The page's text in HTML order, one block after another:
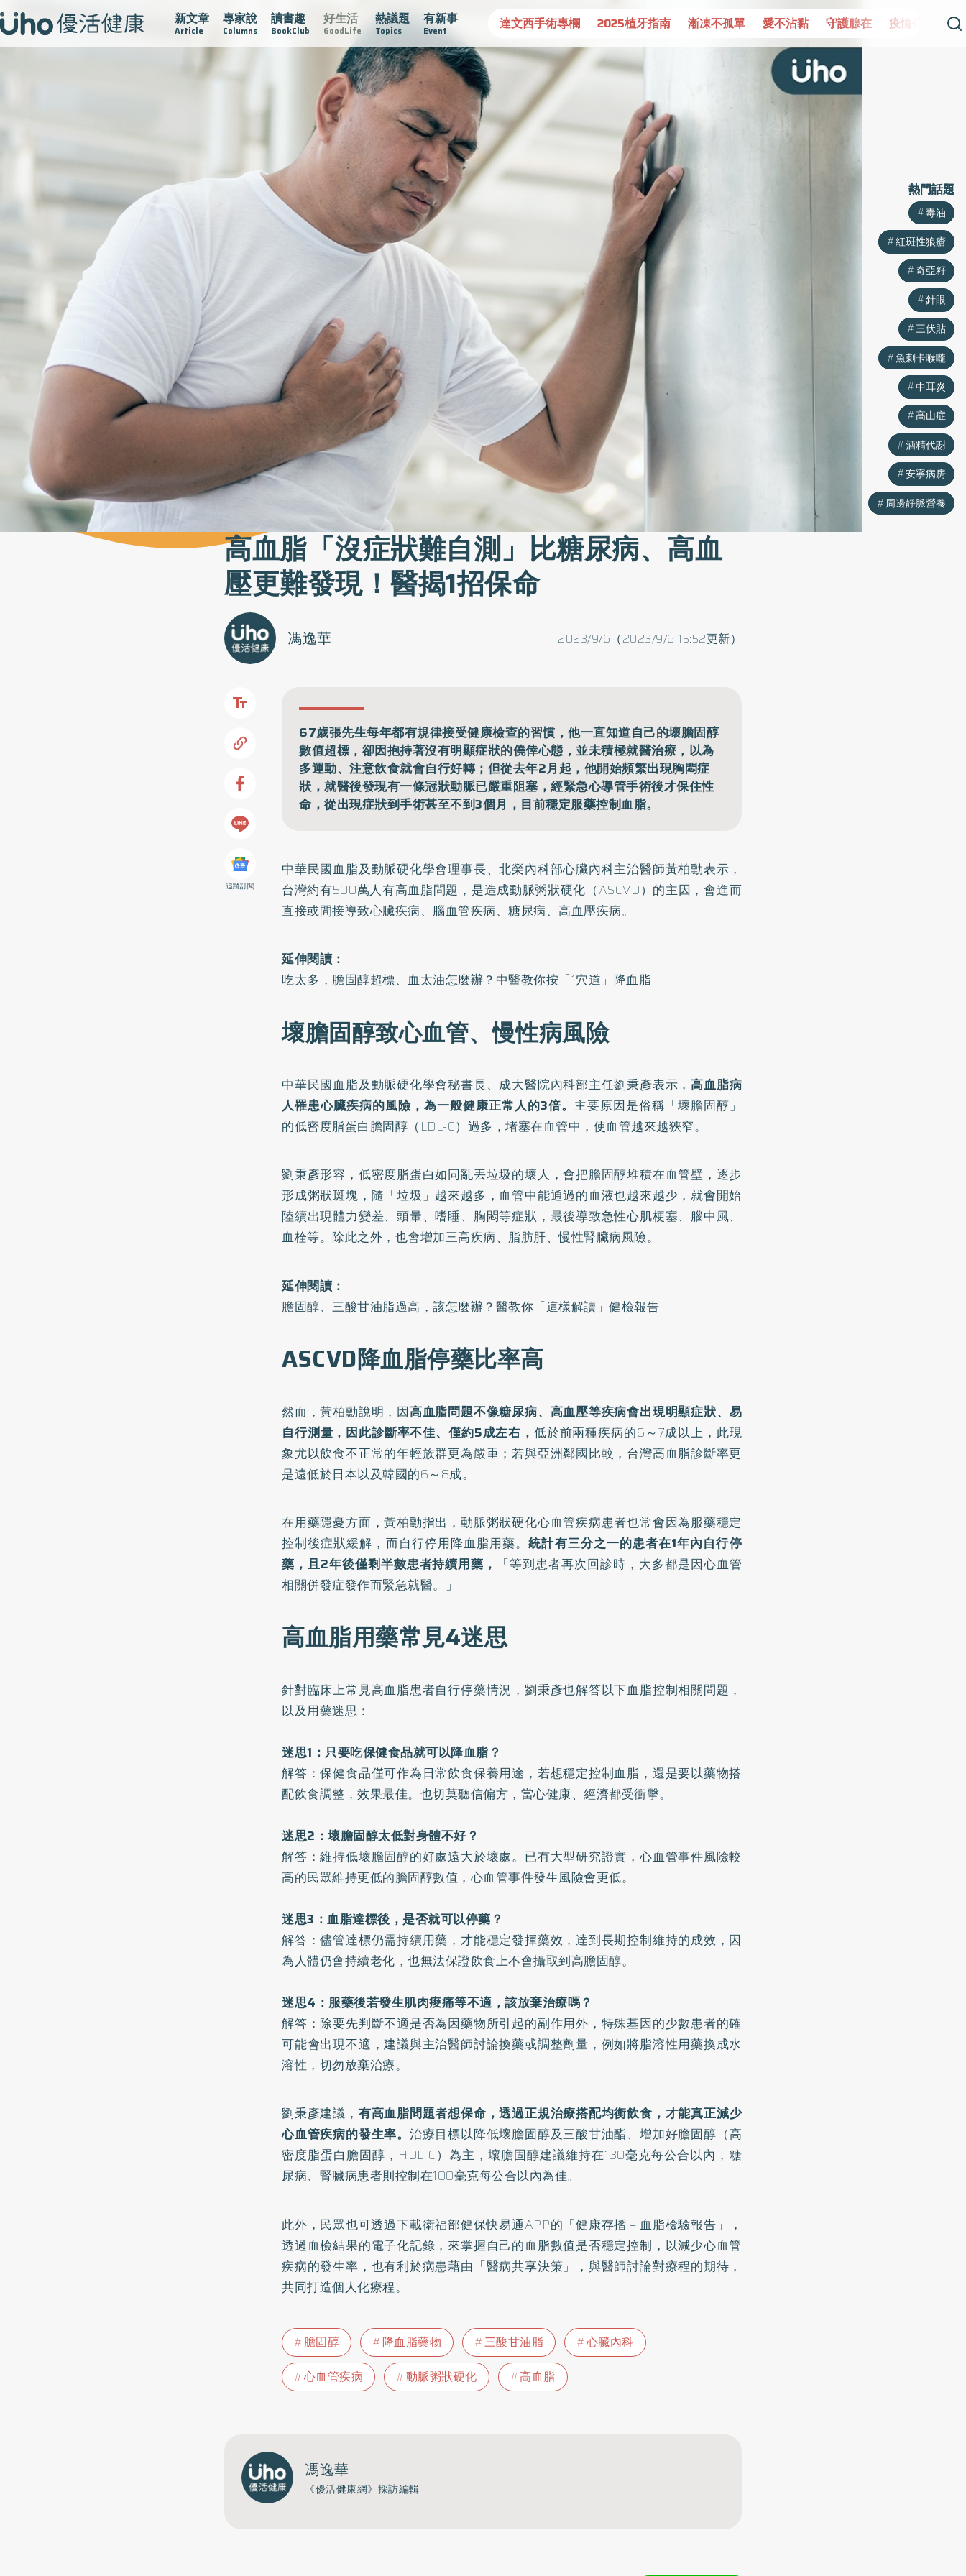
新文章
Article
專家說
Columns
讀書趣
BookClub
好生活
GoodLife
熱議題
Topics
有新事
Event
疫情保衛戰 再生醫學 愛的未來視 認識攝護腺肥大 守護骨骼健康 達文西手術專欄 2025植牙指南 漸凍不孤單 愛不沾黏 守護腺在 疫情保衛戰 再生醫學 愛的
高血脂「沒症狀難自測」比糖尿病、高血
壓更難發現！醫揭1招保命
2023/9/6（2023/9/6 15:52更新）
馮逸華
追蹤訂閱
67歲張先生每年都有規律接受健康檢查的習慣，他一直知道自己的壞膽固醇
數值超標，卻因抱持著沒有明顯症狀的僥倖心態，並未積極就醫治療，以為
多運動、注意飲食就會自行好轉；但從去年2月起，他開始頻繁出現胸悶症
狀，就醫後發現有一條冠狀動脈已嚴重阻塞，經緊急心導管手術後才保住性
命，從出現症狀到手術甚至不到3個月，目前穩定服藥控制血脂。
中華民國血脂及動脈硬化學會理事長、北榮內科部心臟內科主治醫師黃柏勳表示，
台灣約有500萬人有高血脂問題，是造成動脈粥狀硬化（ASCVD）的主因，會進而
直接或間接導致心臟疾病、腦血管疾病、糖尿病、高血壓疾病。
延伸閱讀：
吃太多，膽固醇超標、血太油怎麼辦？中醫教你按「1穴道」降血脂
壞膽固醇致心血管、慢性病風險
中華民國血脂及動脈硬化學會秘書長、成大醫院內科部主任劉秉彥表示，高血脂病
人罹患心臟疾病的風險，為一般健康正常人的3倍。 主要原因是俗稱「壞膽固醇」
的低密度脂蛋白膽固醇（LDL-C）過多，堵塞在血管中，使血管越來越狹窄。
劉秉彥形容，低密度脂蛋白如同亂丟垃圾的壞人，會把膽固醇堆積在血管壁，逐步
形成粥狀斑塊，隨「垃圾」越來越多，血管中能通過的血液也越來越少，就會開始
陸續出現體力變差、頭暈、嗜睡、胸悶等症狀，最後導致急性心肌梗塞、腦中風、
血栓等。除此之外，也會增加三高疾病、脂肪肝、慢性腎臟病風險。
延伸閱讀：
膽固醇、三酸甘油脂過高，該怎麼辦？醫教你「這樣解讀」健檢報告
ASCVD降血脂停藥比率高
然而，黃柏勳說明，因高血脂問題不像糖尿病、高血壓等疾病會出現明顯症狀、易
自行測量，因此診斷率不佳、僅約5成左右， 低於前兩種疾病的6～7成以上，此現
象尤以飲食不正常的年輕族群更為嚴重；若與亞洲鄰國比較，台灣高血脂診斷率更
是遠低於日本以及韓國的6～8成。
在用藥隱憂方面，黃柏勳指出，動脈粥狀硬化心血管疾病患者也常會因為服藥穩定
控制後症狀緩解，而自行停用降血脂用藥。統計有三分之一的患者在1年內自行停
藥，且2年後僅剩半數患者持續用藥，
「等到患者再次回診時，大多都是因心血管
相關併發症發作而緊急就醫。」
高血脂用藥常見4迷思
針對臨床上常見高血脂患者自行停藥情況，劉秉彥也解答以下血脂控制相關問題，
以及用藥迷思：
迷思1：只要吃保健食品就可以降血脂？
解答：保健食品僅可作為日常飲食保養用途，若想穩定控制血脂，還是要以藥物搭
配飲食調整，效果最佳。也切莫聽信偏方，當心健康、經濟都受衝擊。
迷思2：壞膽固醇太低對身體不好？
解答：維持低壞膽固醇的好處遠大於壞處。已有大型研究證實，心血管事件風險較
高的民眾維持更低的膽固醇數值，心血管事件發生風險會更低。
迷思3：血脂達標後，是否就可以停藥？
解答：儘管達標仍需持續用藥，才能穩定發揮藥效，達到長期控制維持的成效，因
為人體仍會持續老化，也無法保證飲食上不會攝取到高膽固醇。
迷思4：服藥後若發生肌肉痠痛等不適，該放棄治療嗎？
解答：除要先判斷不適是否為因藥物所引起的副作用外，特殊基因的少數患者的確
可能會出現不適，建議與主治醫師討論換藥或調整劑量，例如將脂溶性用藥換成水
溶性，切勿放棄治療。
劉秉彥建議， 有高血脂問題者想保命，透過正規治療搭配均衡飲食，才能真正減少
心血管疾病的發生率。 治療目標以降低壞膽固醇及三酸甘油酯、增加好膽固醇（高
密度脂蛋白膽固醇，HDL-C）為主，壞膽固醇建議維持在130毫克每公合以內，糖
尿病、腎臟病患者則控制在100毫克每公合以內為佳。
此外，民眾也可透過下載衛福部健保快易通APP的「健康存摺－血脂檢驗報告」，
透過血檢結果的電子化記錄，來掌握自己的血脂數值是否穩定控制，以減少心血管
疾病的發生率，也有利於病患藉由「醫病共享決策」，與醫師討論對療程的期待，
共同打造個人化療程。
膽固醇 降血脂藥物 三酸甘油脂
心臟內科
心血管疾病
動脈粥狀硬化 高血脂
馮逸華
《優活健康網》採訪編輯
熱門話題
毒油
紅斑性狼瘡
奇亞籽
針眼
三伏貼
魚刺卡喉嚨
中耳炎
高山症
酒精代謝
安寧病房
周邊靜脈營養
熱門話題
毒油
紅斑性狼瘡
奇亞籽
針眼
三伏貼
魚刺卡喉嚨
中耳炎
高山症
酒精代謝
安寧病房
周邊靜脈營養